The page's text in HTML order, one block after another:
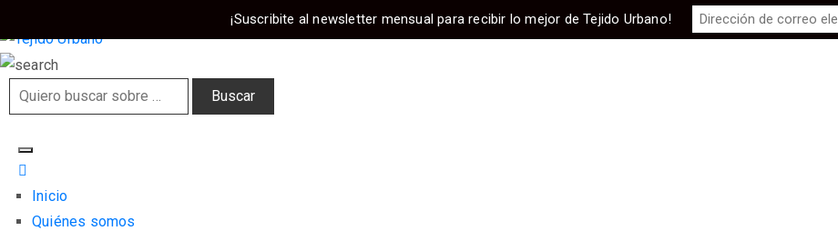
Inicio
Quiénes somos
¡Suscribite al newsletter mensual para recibir lo mejor de Tejido Urbano!